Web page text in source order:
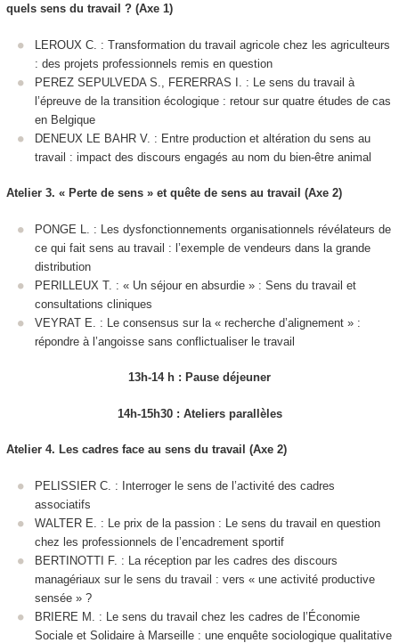
quels sens du travail ? (Axe 1)
LEROUX C. : Transformation du travail agricole chez les agriculteurs
: des projets professionnels remis en question
PEREZ SEPULVEDA S., FERERRAS I. : Le sens du travail à
l’épreuve de la transition écologique : retour sur quatre études de cas
en Belgique
DENEUX LE BAHR V. : Entre production et altération du sens au
travail : impact des discours engagés au nom du bien-être animal
Atelier 3. « Perte de sens » et quête de sens au travail (Axe 2)
PONGE L. : Les dysfonctionnements organisationnels révélateurs de
ce qui fait sens au travail : l’exemple de vendeurs dans la grande
distribution
PERILLEUX T. : « Un séjour en absurdie » : Sens du travail et
consultations cliniques
VEYRAT E. : Le consensus sur la « recherche d’alignement » :
répondre à l’angoisse sans conflictualiser le travail
13h-14 h : Pause déjeuner
14h-15h30 : Ateliers parallèles
Atelier 4. Les cadres face au sens du travail (Axe 2)
PELISSIER C. : Interroger le sens de l’activité des cadres
associatifs
WALTER E. : Le prix de la passion : Le sens du travail en question
chez les professionnels de l’encadrement sportif
BERTINOTTI F. : La réception par les cadres des discours
managériaux sur le sens du travail : vers « une activité productive
sensée » ?
BRIERE M. : Le sens du travail chez les cadres de l’Économie
Sociale et Solidaire à Marseille : une enquête sociologique qualitative